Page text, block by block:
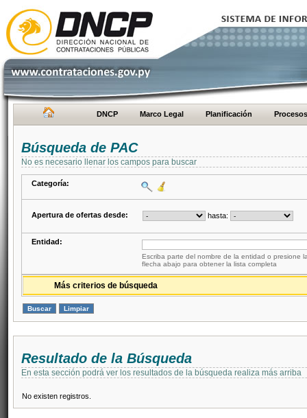
DNCP Marco Legal Planificación Procesos
Búsqueda de PAC
No es necesario llenar los campos para buscar
Categoría:
Apertura de ofertas desde: hasta:
Entidad:
Escriba parte del nombre de la entidad o presione
flecha abajo para obtener la lista completa
Más criterios de búsqueda
Resultado de la Búsqueda
En esta sección podrá ver los resultados de la búsqueda realiza más arriba
No existen registros.